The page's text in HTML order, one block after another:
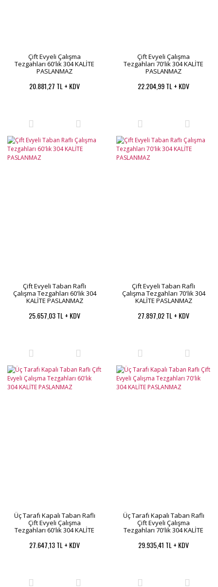
Çift Evyeli Çalışma
Tezgahları 60'lık 304 KALİTE
PASLANMAZ
20.881,27 TL + KDV
Çift Evyeli Çalışma
Tezgahları 70'lik 304 KALİTE
PASLANMAZ
22.204,99 TL + KDV
Çift Evyeli Taban Raflı
Çalışma Tezgahları 60'lık 304
KALİTE PASLANMAZ
25.657,03 TL + KDV
Çift Evyeli Taban Raflı
Çalışma Tezgahları 70'lik 304
KALİTE PASLANMAZ
27.897,02 TL + KDV
Üç Tarafı Kapalı Taban Raflı
Çift Evyeli Çalışma
Tezgahları 60'lık 304 KALİTE
27.647,13 TL + KDV
Üç Tarafı Kapalı Taban Raflı
Çift Evyeli Çalışma
Tezgahları 70'lik 304 KALİTE
29.935,41 TL + KDV